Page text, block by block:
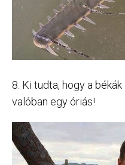
8. Ki tudta, hogy a
valóban egy óriás!